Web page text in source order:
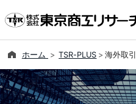
TSRデー
ホーム TSR-PLUS 海外取